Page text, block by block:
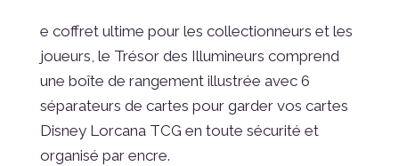
e coffret ultime pour les collectionneurs et les
joueurs, le Trésor des Illumineurs comprend
une boîte de rangement illustrée avec 6
séparateurs de cartes pour garder vos cartes
Disney Lorcana TCG en toute sécurité et
organisé par encre.